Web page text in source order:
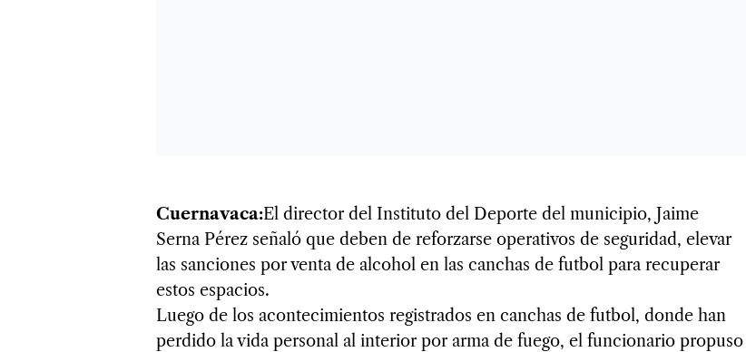
Cuernavaca:El director del Instituto del Deporte del municipio, Jaime
Serna Pérez señaló que deben de reforzarse operativos de seguridad, elevar
las sanciones por venta de alcohol en las canchas de futbol para recuperar
estos espacios.
Luego de los acontecimientos registrados en canchas de futbol, donde han
perdido la vida personal al interior por arma de fuego, el funcionario propuso